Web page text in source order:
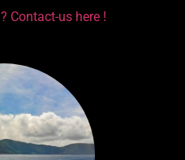
Contact-us here !